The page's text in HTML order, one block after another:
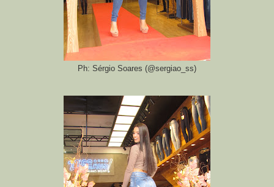
Ph: Sérgio Soares (@sergiao_ss)